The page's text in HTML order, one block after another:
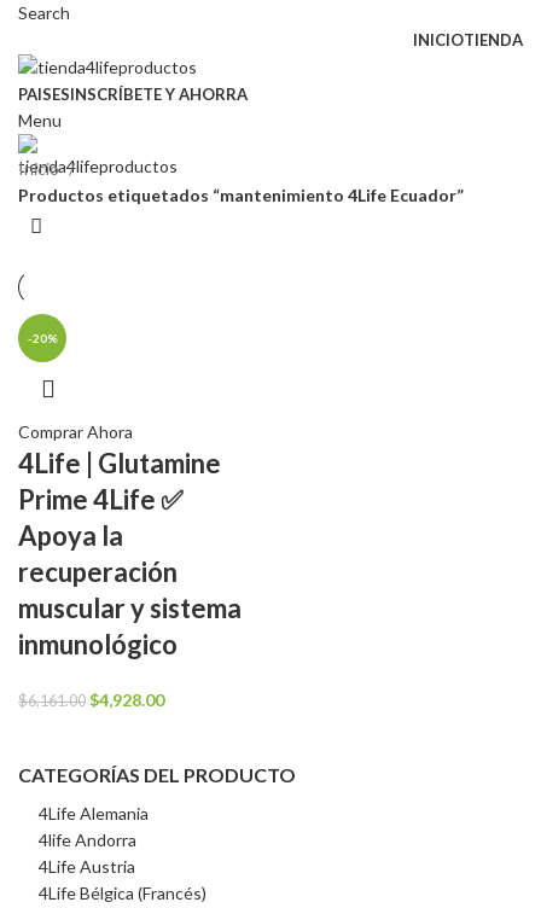
Search
INICIOTIENDA
PAISESINSCRÍBETE Y AHORRA
Menu
CATEGORÍAS DEL PRODUCTO
4Life Alemania
4life Andorra
4Life Austria
4Life Bélgica (Francés)
Inicio
Productos etiquetados “mantenimiento 4Life Ecuador”
-20%
Comprar Ahora
4Life | Glutamine
Prime 4Life ✅
Apoya la
recuperación
muscular y sistema
inmunológico
$6,161.00 El
era:
$6,161.00.
$4,928.00El
es: